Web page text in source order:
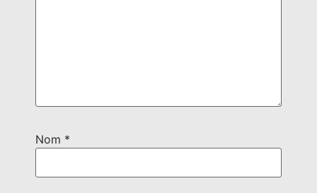
Nom *